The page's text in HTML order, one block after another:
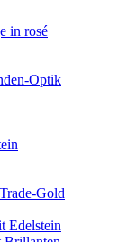
in rosé
Optik
Gold
Edelstein